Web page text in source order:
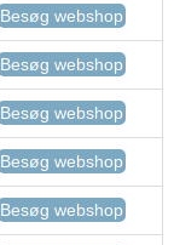
Besøg webshop
Besøg webshop
Besøg webshop
Besøg webshop
Besøg webshop